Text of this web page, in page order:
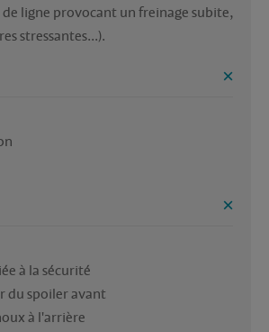
ligne provocant un freinage subite,
stressantes...).
à la sécurité
du spoiler avant
à l'arrière